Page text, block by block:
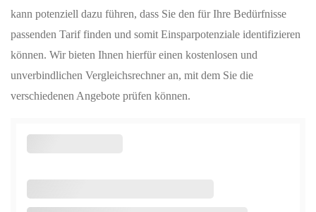
kann potenziell dazu führen, dass Sie den für Ihre Bedürfnisse
passenden Tarif finden und somit Einsparpotenziale identifizieren
können. Wir bieten Ihnen hierfür einen kostenlosen und
unverbindlichen Vergleichsrechner an, mit dem Sie die
verschiedenen Angebote prüfen können.